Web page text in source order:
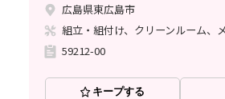
広島県東広島市
59212-00
キープする